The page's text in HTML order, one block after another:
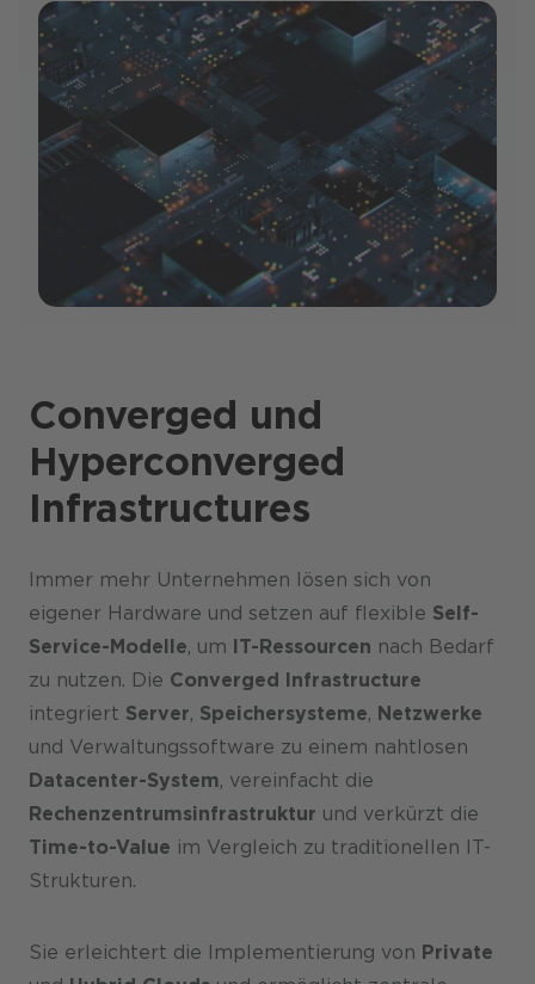
Converged und
Hyperconverged
Infrastructures
Immer mehr Unternehmen lösen sich von
eigener Hardware und setzen auf flexible Self-
Service-Modelle, um IT-Ressourcen nach Bedarf
zu nutzen. Die Converged Infrastructure
integriert Server, Speichersysteme, Netzwerke
und Verwaltungssoftware zu einem nahtlosen
Datacenter-System, vereinfacht die
Rechenzentrumsinfrastruktur und verkürzt die
Time-to-Value im Vergleich zu traditionellen IT-
Strukturen.
Sie erleichtert die Implementierung von Private